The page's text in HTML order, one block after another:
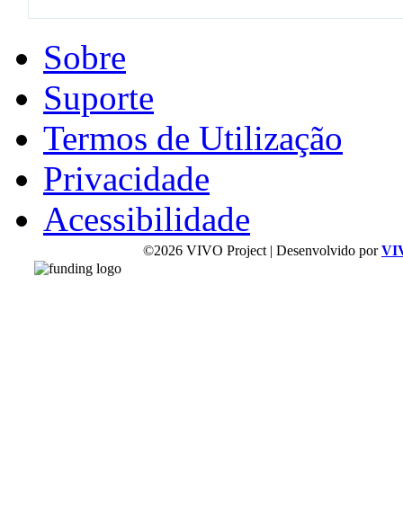
Sobre
Suporte
Termos de Utilização
Privacidade
Acessibilidade
©2026 VIVO Project | Desenvolvido por